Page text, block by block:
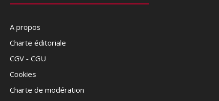
A propos
Charte éditoriale
CGV - CGU
Cookies
Charte de modération